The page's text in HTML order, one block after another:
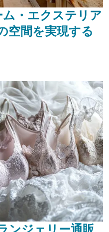
・エクステリア
空間を実現する